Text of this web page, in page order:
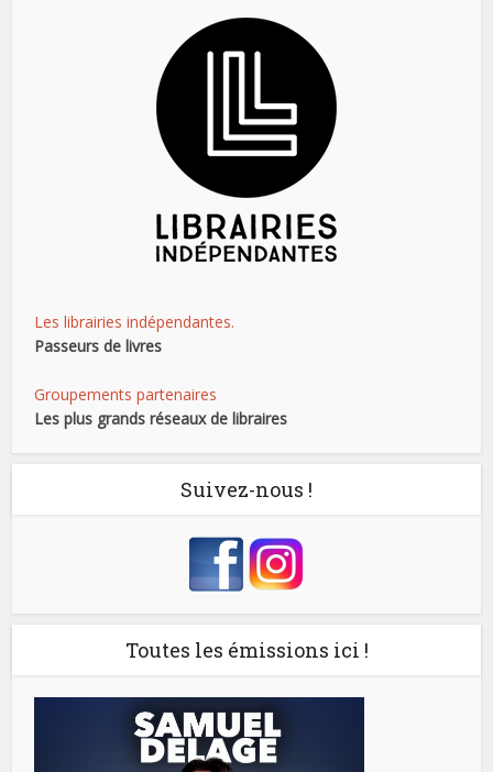
Les librairies indépendantes.
Passeurs de livres
Groupements partenaires
Les plus grands réseaux de libraires
Suivez-nous !
Toutes les émissions ici !